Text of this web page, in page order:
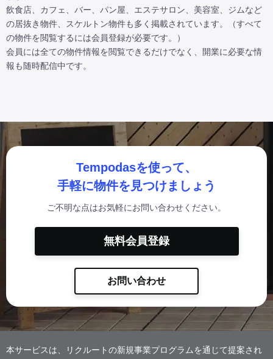
飲食店、カフェ、バー、パン屋、エステサロン、美容室、ジムなど
の居抜き物件、スケルトン物件も多く掲載されています。（すべて
の物件を閲覧するには会員登録が必要です。）
会員には全ての物件情報を閲覧できるだけでなく、開業に必要な情
報も随時配信中です。
Tempodasを使って、
手軽に物件を見つけましょう
ご不明な点はお気軽にお問い合わせください。
無料会員登録
お問い合わせ
本サービスは、リクルートの新規事業プログラムを通じて提案され